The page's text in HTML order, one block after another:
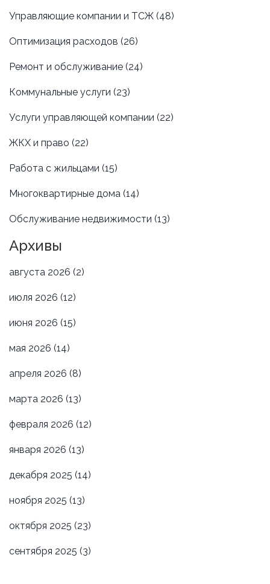
Управляющие компании и ТСЖ (48)
Оптимизация расходов (26)
Ремонт и обслуживание (24)
Коммунальные услуги (23)
Услуги управляющей компании (22)
ЖКХ и право (22)
Работа с жильцами (15)
Многоквартирные дома (14)
Обслуживание недвижимости (13)
Архивы
августа 2026 (2)
июля 2026 (12)
июня 2026 (15)
мая 2026 (14)
апреля 2026 (8)
марта 2026 (13)
февраля 2026 (12)
января 2026 (13)
декабря 2025 (14)
ноября 2025 (13)
октября 2025 (23)
сентября 2025 (3)